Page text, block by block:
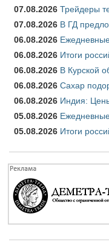
07.08.2026 Трейдеры
07.08.2026 В ГД
06.08.2026
06.08.2026 Итоги
06.08.2026 В Курской
06.08.2026 Сахар
06.08.2026 Индия:
05.08.2026
05.08.2026 Итоги